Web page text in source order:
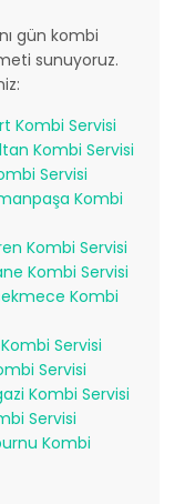
gün kombi
sunuyoruz.
Kombi Servisi
Kombi Servisi
Servisi
Kombi
Kombi Servisi
Kombi Servisi
Kombi
Servisi
Servisi
Kombi Servisi
Servisi
Kombi